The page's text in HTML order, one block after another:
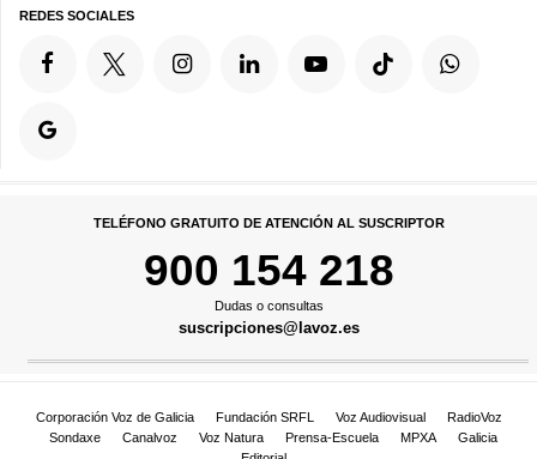
REDES SOCIALES
TELÉFONO GRATUITO DE ATENCIÓN AL SUSCRIPTOR
900 154 218
Dudas o consultas
suscripciones@lavoz.es
Corporación Voz de Galicia Fundación SRFL Voz Audiovisual
RadioVoz
Sondaxe
Canalvoz Voz Natura Prensa-Escuela MPXA
Galicia